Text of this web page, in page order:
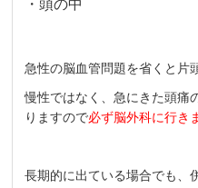
・頭の中
急性の脳血管問題を省くと片
慢性ではなく、急にきた頭痛
りますので必ず脳外科に行き
長期的に出ている場合でも、